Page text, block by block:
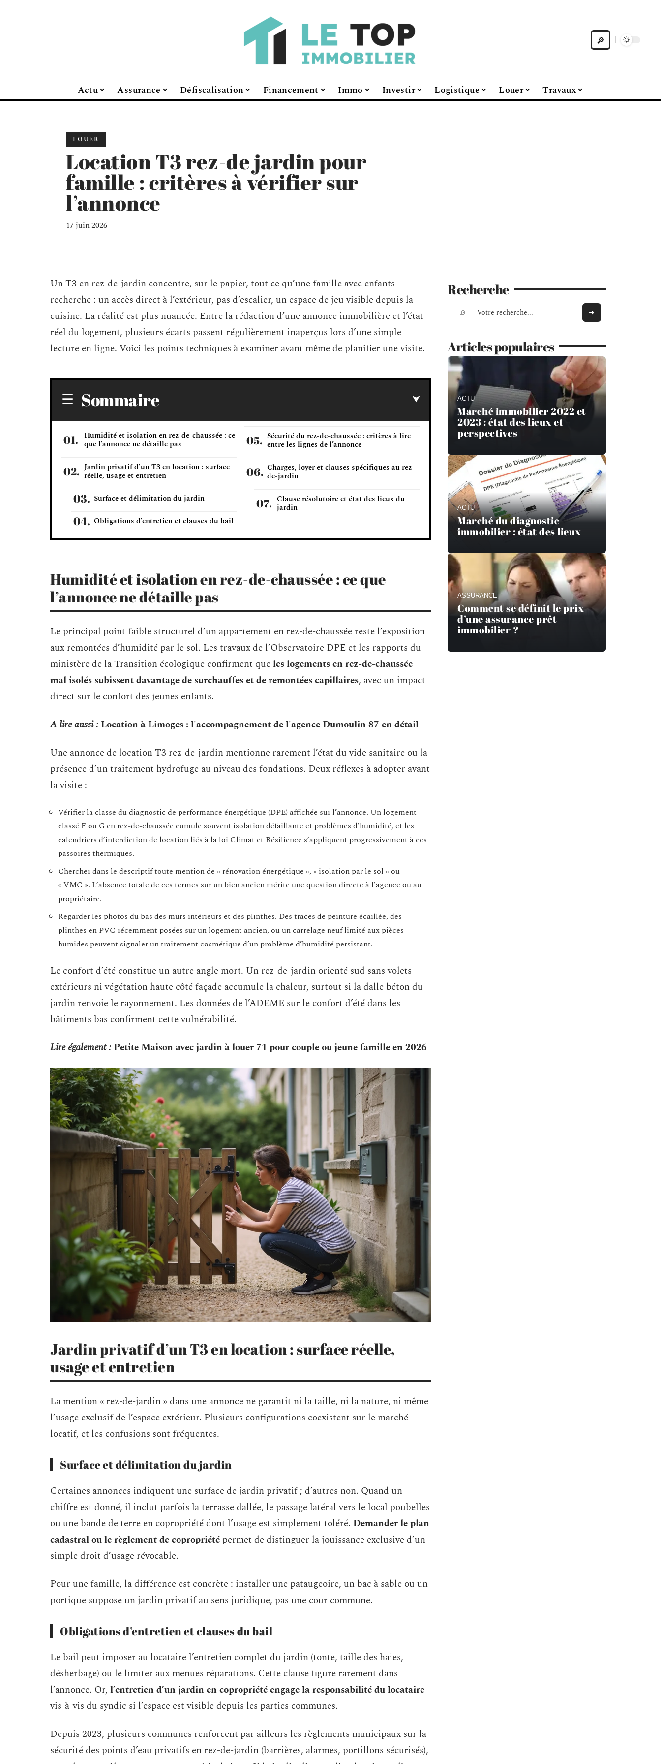
Actu Assurance Défiscalisation Financement Immo Investir Logistique Louer Travaux
LOUER
Location T3 rez-de jardin pour
famille : critères à vérifier sur
l’annonce
17 juin 2026
Un T3 en rez-de-jardin concentre, sur le papier, tout ce qu’une famille avec enfants
recherche : un accès direct à l’extérieur, pas d’escalier, un espace de jeu visible depuis la
cuisine. La réalité est plus nuancée. Entre la rédaction d’une annonce immobilière et l’état
réel du logement, plusieurs écarts passent régulièrement inaperçus lors d’une simple
lecture en ligne. Voici les points techniques à examiner avant même de planifier une visite.
Sommaire
Humidité et isolation en rez-de-chaussée : ce
que l’annonce ne détaille pas
Jardin privatif d’un T3 en location : surface
réelle, usage et entretien
Surface et délimitation du jardin
Obligations d’entretien et clauses du bail
Sécurité du rez-de-chaussée : critères à lire
entre les lignes de l’annonce
Charges, loyer et clauses spécifiques au rez-
de-jardin
Clause résolutoire et état des lieux du
jardin
Humidité et isolation en rez-de-chaussée : ce que
l’annonce ne détaille pas
Le principal point faible structurel d’un appartement en rez-de-chaussée reste l’exposition
aux remontées d’humidité par le sol. Les travaux de l’Observatoire DPE et les rapports du
ministère de la Transition écologique confirment queles logements en rez-de-chaussée
mal isolés subissent davantage de surchauffes et de remontées capillaires, avec un impact
direct sur le confort des jeunes enfants.
A lire aussi :Location à Limoges : l'accompagnement de l'agence Dumoulin 87 en détail
Une annonce de location T3 rez-de-jardin mentionne rarement l’état du vide sanitaire ou la
présence d’un traitement hydrofuge au niveau des fondations. Deux réflexes à adopter avant
la visite :
Vérifier la classe du diagnostic de performance énergétique (DPE) affichée sur l’annonce. Un logement
classé F ou G en rez-de-chaussée cumule souvent isolation défaillante et problèmes d’humidité, et les
calendriers d’interdiction de location liés à la loi Climat et Résilience s’appliquent progressivement à ces
passoires thermiques.
Chercher dans le descriptif toute mention de « rénovation énergétique », « isolation par le sol » ou
« VMC ». L’absence totale de ces termes sur un bien ancien mérite une question directe à l’agence ou au
propriétaire.
Regarder les photos du bas des murs intérieurs et des plinthes. Des traces de peinture écaillée, des
plinthes en PVC récemment posées sur un logement ancien, ou un carrelage neuf limité aux pièces
humides peuvent signaler un traitement cosmétique d’un problème d’humidité persistant.
Le confort d’été constitue un autre angle mort. Un rez-de-jardin orienté sud sans volets
extérieurs ni végétation haute côté façade accumule la chaleur, surtout si la dalle béton du
jardin renvoie le rayonnement. Les données de l’ADEME sur le confort d’été dans les
bâtiments bas confirment cette vulnérabilité.
Lire également :Petite Maison avec jardin à louer 71 pour couple ou jeune famille en 2026
Jardin privatif d’un T3 en location : surface réelle,
usage et entretien
La mention « rez-de-jardin » dans une annonce ne garantit ni la taille, ni la nature, ni même
l’usage exclusif de l’espace extérieur. Plusieurs configurations coexistent sur le marché
locatif, et les confusions sont fréquentes.
Surface et délimitation du jardin
Certaines annonces indiquent une surface de jardin privatif ; d’autres non. Quand un
chiffre est donné, il inclut parfois la terrasse dallée, le passage latéral vers le local poubelles
ou une bande de terre en copropriété dont l’usage est simplement toléré. Demander le plan
cadastral ou le règlement de copropriété permet de distinguer la jouissance exclusive d’un
simple droit d’usage révocable.
Pour une famille, la différence est concrète : installer une pataugeoire, un bac à sable ou un
portique suppose un jardin privatif au sens juridique, pas une cour commune.
Obligations d’entretien et clauses du bail
Le bail peut imposer au locataire l’entretien complet du jardin (tonte, taille des haies,
désherbage) ou le limiter aux menues réparations. Cette clause figure rarement dans
l’annonce. Or, l’entretien d’un jardin en copropriété engage la responsabilité du locataire
vis-à-vis du syndic si l’espace est visible depuis les parties communes.
Depuis 2023, plusieurs communes renforcent par ailleurs les règlements municipaux sur la
sécurité des points d’eau privatifs en rez-de-jardin (barrières, alarmes, portillons sécurisés),
Recherche
Articles populaires
ACTU
Marché immobilier 2022 et
2023 : état des lieux et
perspectives
ACTU
Marché du diagnostic
immobilier : état des lieux
ASSURANCE
Comment se définit le prix
d’une assurance prêt
immobilier ?